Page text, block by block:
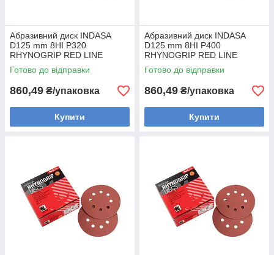
Абразивний диск INDASA
D125 mm 8HI P320
RHYNOGRIP RED LINE
(Португалія) (50шт)
Готово до відправки
860,49 ₴/упаковка
Купити
Абразивний диск INDASA
D125 mm 8HI P400
RHYNOGRIP RED LINE
(Португалія) (50шт)
Готово до відправки
860,49 ₴/упаковка
Купити